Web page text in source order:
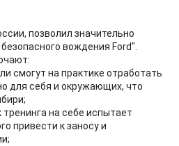
позволил значительно
вождения Ford".
смогут на практике отработать
для себя и окружающих, что
на себе испытает
привести к заносу и